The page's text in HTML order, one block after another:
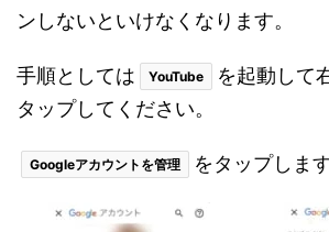
ンしないといけなくなります。
手順としては YouTube を起動して
タップしてください。
Googleアカウントを管理 をタップします